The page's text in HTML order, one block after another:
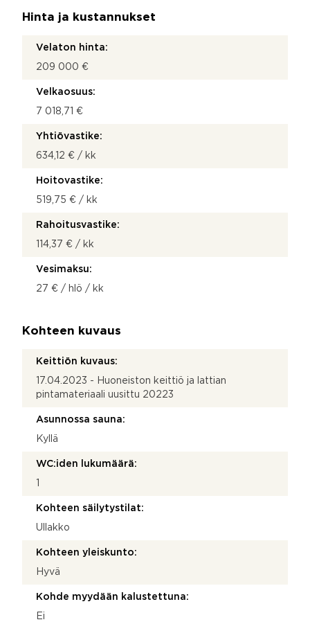
Hinta ja kustannukset
Velaton hinta:
209 000 €
Velkaosuus:
7 018,71 €
Yhtiövastike:
634,12 € / kk
Hoitovastike:
519,75 € / kk
Rahoitusvastike:
114,37 € / kk
Vesimaksu:
27 € / hlö / kk
Kohteen kuvaus
Keittiön kuvaus:
17.04.2023 - Huoneiston keittiö ja lattian
pintamateriaali uusittu 20223
Asunnossa sauna:
Kyllä
WC:iden lukumäärä:
Kohteen säilytystilat:
Ullakko
Kohteen yleiskunto:
Hyvä
Kohde myydään kalustettuna:
Ei